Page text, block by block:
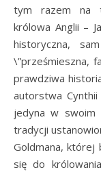
tym razem na
królowa Anglii –
historyczna,
\”prześmieszna,
prawdziwa
autorstwa
jedyna w swoim
tradycji
Goldmana, której
się do